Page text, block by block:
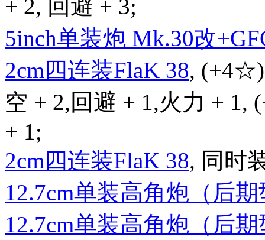
+ 2, 回避 + 3;
5inch单装炮 Mk.30改
2cm四连装FlaK 38,
空 + 2,回避 + 1,火力 + 1,
+ 1;
2cm四连装FlaK 38, 同时
12.7cm单装高角炮（后
12.7cm单装高角炮（后